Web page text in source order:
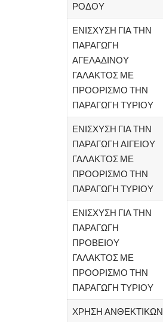
ΡΟΔΟΥ
ΕΝΙΣΧΥΣΗ ΓΙΑ ΤΗΝ
ΠΑΡΑΓΩΓΗ
ΑΓΕΛΑΔΙΝΟΥ
ΓΑΛΑΚΤΟΣ ΜΕ
ΠΡΟΟΡΙΣΜΟ ΤΗΝ
ΠΑΡΑΓΩΓΗ ΤΥΡΙΟΥ
ΕΝΙΣΧΥΣΗ ΓΙΑ ΤΗΝ
ΠΑΡΑΓΩΓΗ ΑΙΓΕΙΟΥ
ΓΑΛΑΚΤΟΣ ΜΕ
ΠΡΟΟΡΙΣΜΟ ΤΗΝ
ΠΑΡΑΓΩΓΗ ΤΥΡΙΟΥ
ΕΝΙΣΧΥΣΗ ΓΙΑ ΤΗΝ
ΠΑΡΑΓΩΓΗ
ΠΡΟΒΕΙΟΥ
ΓΑΛΑΚΤΟΣ ΜΕ
ΠΡΟΟΡΙΣΜΟ ΤΗΝ
ΠΑΡΑΓΩΓΗ ΤΥΡΙΟΥ
ΧΡΗΣΗ ΑΝΘΕΚΤΙΚΩΝ